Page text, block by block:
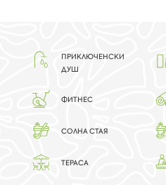
ПРИКЛЮЧЕНСКИ
ДУШ
ФИТНЕС
СОЛНА СТАЯ
ТЕРАСА